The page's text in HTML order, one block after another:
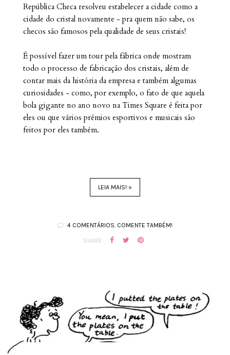
República Checa resolveu estabelecer a cidade como a
cidade do cristal novamente - pra quem não sabe, os
checos são famosos pela qualidade de seus cristais!
É possível fazer um tour pela fábrica onde mostram
todo o processo de fabricação dos cristais, além de
contar mais da história da empresa e também algumas
curiosidades - como, por exemplo, o fato de que aquela
bola gigante no ano novo na Times Square é feita por
eles ou que vários prêmios esportivos e musicais são
feitos por eles também.
LEIA MAIS! »
4 COMENTÁRIOS. COMENTE TAMBÉM!
SHARE: